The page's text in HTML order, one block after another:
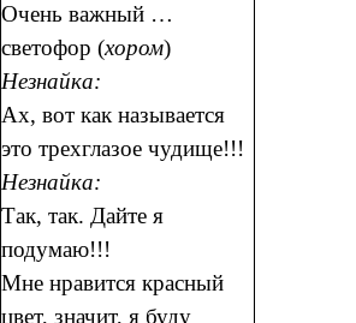
Очень важный …
светофор (хором)
Незнайка:
Ах, вот как называется
это трехглазое чудище!!!
Незнайка:
Так, так. Дайте я
подумаю!!!
Мне нравится красный
цвет, значит, я буду